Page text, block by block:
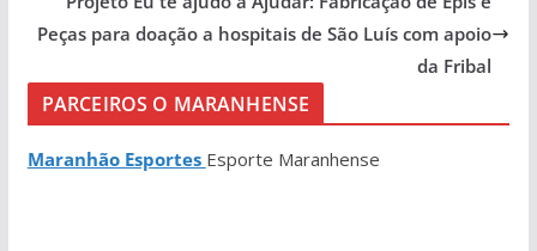
Peças para doação a hospitais de São Luís com apoio
da Fribal
PARCEIROS O MARANHENSE
Maranhão Esportes Esporte Maranhense